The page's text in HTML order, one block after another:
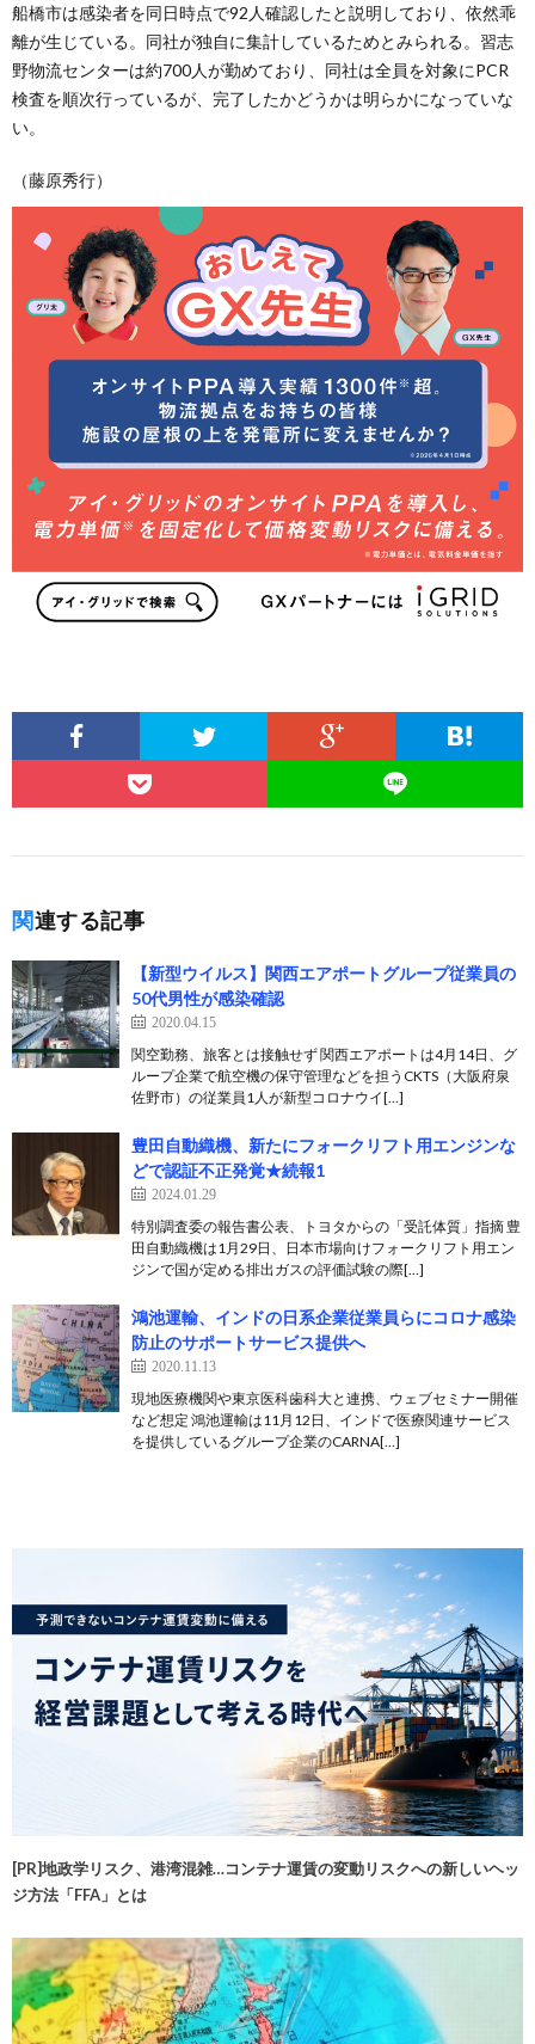
船橋市は感染者を同日時点で92人確認したと説明しており、依然乖
離が生じている。同社が独自に集計しているためとみられる。習志
野物流センターは約700人が勤めており、同社は全員を対象にPCR
検査を順次行っているが、完了したかどうかは明らかになっていな
い。
（藤原秀行）
関連する記事
【新型ウイルス】関西エアポートグループ従業員の
50代男性が感染確認
2020.04.15
関空勤務、旅客とは接触せず 関西エアポートは4月14日、グ
ループ企業で航空機の保守管理などを担うCKTS（大阪府泉
佐野市）の従業員1人が新型コロナウイ[…]
豊田自動織機、新たにフォークリフト用エンジンな
どで認証不正発覚★続報1
2024.01.29
特別調査委の報告書公表、トヨタからの「受託体質」指摘 豊
田自動織機は1月29日、日本市場向けフォークリフト用エン
ジンで国が定める排出ガスの評価試験の際[…]
鴻池運輸、インドの日系企業従業員らにコロナ感染
防止のサポートサービス提供へ
2020.11.13
現地医療機関や東京医科歯科大と連携、ウェブセミナー開催
など想定 鴻池運輸は11月12日、インドで医療関連サービス
を提供しているグループ企業のCARNA[…]
[PR]地政学リスク、港湾混雑…コンテナ運賃の変動リスクへの新しいヘッ
ジ方法「FFA」とは